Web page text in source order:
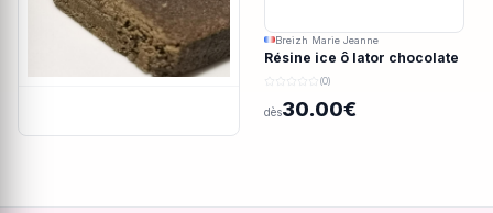
Breizh Marie Jeanne
Résine ice ô lator chocolate
covered strawberry CBD
(0)
dès30.00€